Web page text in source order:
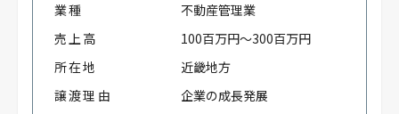
業種
不動産管理業
売上高
100百万円～300百万円
所在地
近畿地方
譲渡理由
企業の成長発展